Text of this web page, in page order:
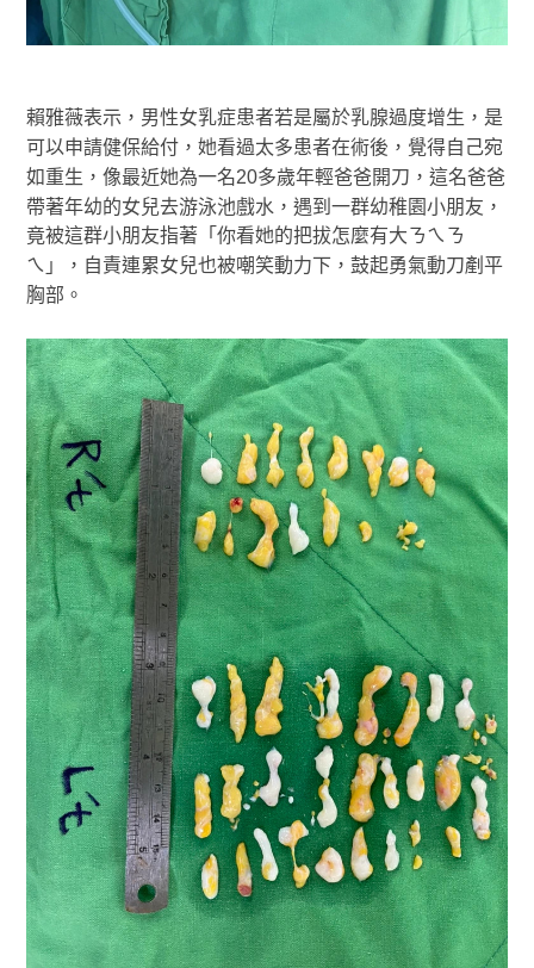
賴雅薇表示，男性女乳症患者若是屬於乳腺過度增生，是
可以申請健保給付，她看過太多患者在術後，覺得自己宛
如重生，像最近她為一名20多歲年輕爸爸開刀，這名爸爸
帶著年幼的女兒去游泳池戲水，遇到一群幼稚園小朋友，
竟被這群小朋友指著「你看她的把拔怎麼有大ㄋㄟㄋ
ㄟ」，自責連累女兒也被嘲笑動力下，鼓起勇氣動刀剷平
胸部。